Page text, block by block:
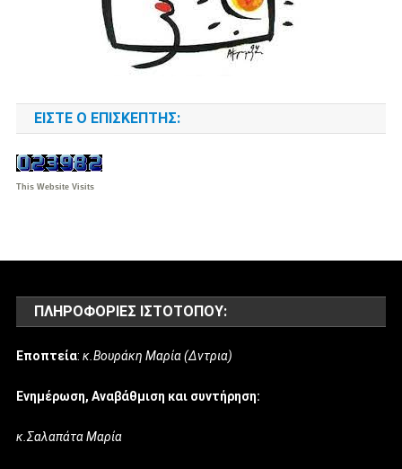
ΕΊΣΤΕ Ο ΕΠΙΣΚΈΠΤΗΣ:
This Website Visits
ΠΛΗΡΟΦΟΡΊΕΣ ΙΣΤΌΤΟΠΟΥ:
Εποπτεία:κ.Βουράκη Μαρία (Δντρια)
Ενημέρωση, Αναβάθμιση και συντήρηση:
κ.Σαλαπάτα Μαρία